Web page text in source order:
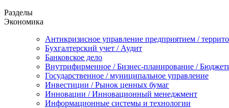
Разделы
Экономика
Антикризисное управление предприятием /
Бухгалтерский учет / Аудит
Банковское дело
Внутрифирменное / Бизнес-планирование /
Государственное / муниципальное управление
Инвестиции / Рынок ценных бумаг
Инновации / Инновационный менеджмент
Информационные системы и технологии